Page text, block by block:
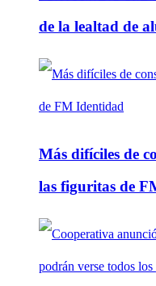
de la lealtad de
Más difíciles de
las figuritas de